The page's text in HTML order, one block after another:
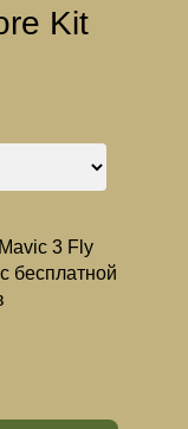
Kit
3 Fly
бесплатной